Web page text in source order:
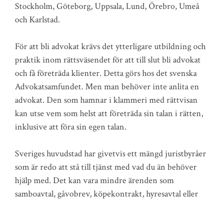
Stockholm, Göteborg, Uppsala, Lund, Örebro, Umeå
och Karlstad.
För att bli advokat krävs det ytterligare utbildning och
praktik inom rättsväsendet för att till slut bli advokat
och få företräda klienter. Detta görs hos det svenska
Advokatsamfundet. Men man behöver inte anlita en
advokat. Den som hamnar i klammeri med rättvisan
kan utse vem som helst att företräda sin talan i rätten,
inklusive att föra sin egen talan.
Sveriges huvudstad har givetvis ett mängd juristbyråer
som är redo att stå till tjänst med vad du än behöver
hjälp med. Det kan vara mindre ärenden som
samboavtal, gåvobrev, köpekontrakt, hyresavtal eller